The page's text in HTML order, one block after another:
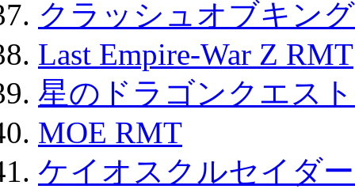
クラッシュオブキン
Last Empire-War Z RMT
星のドラゴンクエス
MOE RMT
ケイオスクルセイダ